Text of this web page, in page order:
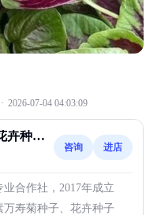
· 2026-07-04 04:03:09
卉种植
咨询 进店
合作社，2017年成立
寿菊种子、花卉种子